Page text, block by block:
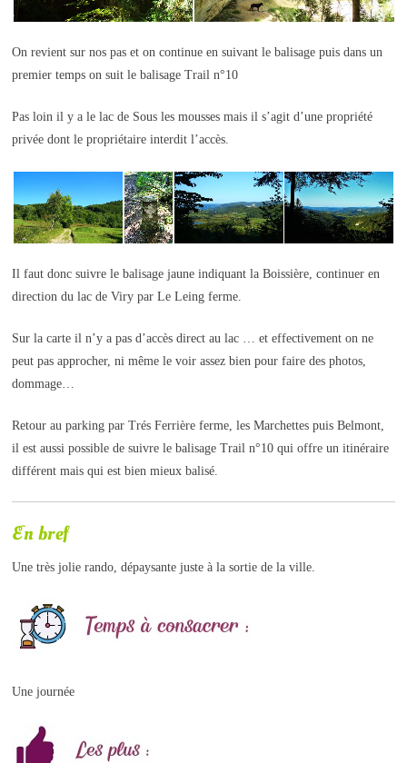
On revient sur nos pas et on continue en suivant le balisage puis dans un
premier temps on suit le balisage Trail n°10
Pas loin il y a le lac de Sous les mousses mais il s’agit d’une propriété
privée dont le propriétaire interdit l’accès.
Il faut donc suivre le balisage jaune indiquant la Boissière, continuer en
direction du lac de Viry par Le Leing ferme.
Sur la carte il n’y a pas d’accès direct au lac … et effectivement on ne
peut pas approcher, ni même le voir assez bien pour faire des photos,
dommage…
Retour au parking par Trés Ferrière ferme, les Marchettes puis Belmont,
il est aussi possible de suivre le balisage Trail n°10 qui offre un itinéraire
différent mais qui est bien mieux balisé.
En bref
Une très jolie rando, dépaysante juste à la sortie de la ville.
Une journée